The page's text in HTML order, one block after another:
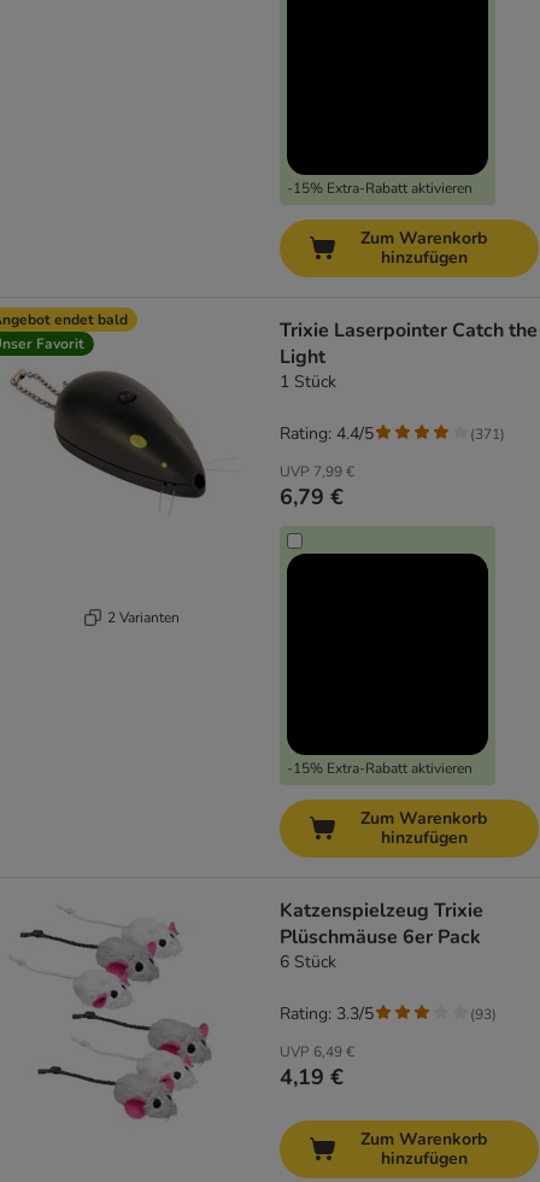
-15% Extra-Rabatt aktivieren
Zum Warenkorb
hinzufügen
endet bald
Favorit
2 Varianten
Trixie Laserpointer Catch the
Light
1 Stück
UVP 7,99 €
6,79 €
-15% Extra-Rabatt aktivieren
Rating: 4.4/5 (371)
Zum Warenkorb
hinzufügen
Katzenspielzeug Trixie
Plüschmäuse 6er Pack
6 Stück
UVP 6,49 €
4,19 €
Rating: 3.3/5 (93)
Zum Warenkorb
hinzufügen